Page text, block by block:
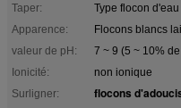
Taper:
Type flocon
Apparence:
Flocons blancs
valeur de pH:
7 ~ 9 (5 ~ 10%
Ionicité:
non ionique
Surligner:
flocons